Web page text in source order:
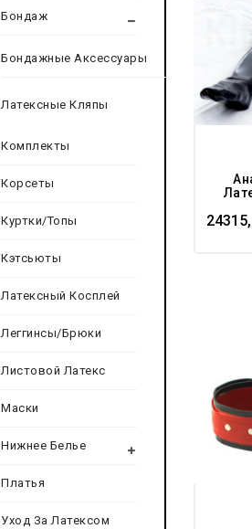
Бондаж
Бондажные Аксессуары
Латексные Кляпы
Комплекты
Корсеты
Куртки/Топы
Кэтсьюты
Латексный Косплей
Леггинсы/Брюки
Листовой Латекс
Маски
Нижнее Белье
Платья
Уход За Латексом